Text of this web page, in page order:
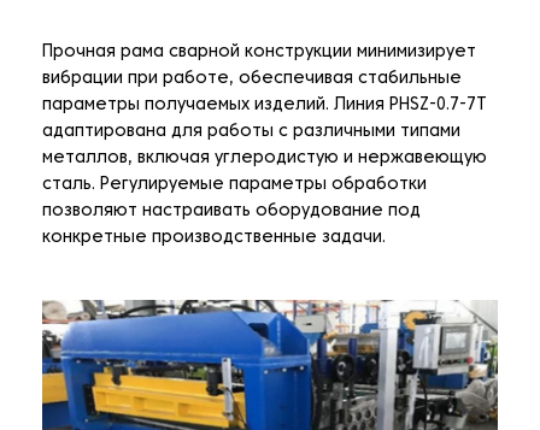
Прочная рама сварной конструкции минимизирует
вибрации при работе, обеспечивая стабильные
параметры получаемых изделий. Линия PHSZ-0.7-7T
адаптирована для работы с различными типами
металлов, включая углеродистую и нержавеющую
сталь. Регулируемые параметры обработки
позволяют настраивать оборудование под
конкретные производственные задачи.